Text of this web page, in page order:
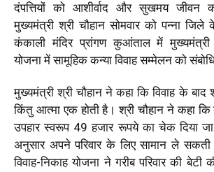
दंपत्तियों को आशीर्वाद और सुखमय जीवन
मुख्यमंत्री श्री चौहान सोमवार को पन्ना जिले
कंकाली मंदिर प्रांगण कुआंताल में मुख्यमंत्री
योजना में सामूहिक कन्या विवाह सम्मेलन को
मुख्यमंत्री श्री चौहान ने कहा कि विवाह के बाद
किंतु आत्मा एक होती है। श्री चौहान ने कहा
उपहार स्वरूप 49 हजार रूपये का चेक दिया
अनुसार अपने परिवार के लिए सामान ले सकती
विवाह-निकाह योजना ने गरीब परिवार की बेटी